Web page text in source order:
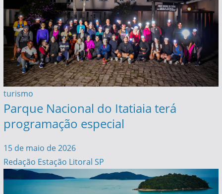
turismo
Parque Nacional do Itatiaia terá
programação especial
15 de maio de 2026
Redação Estação Litoral SP